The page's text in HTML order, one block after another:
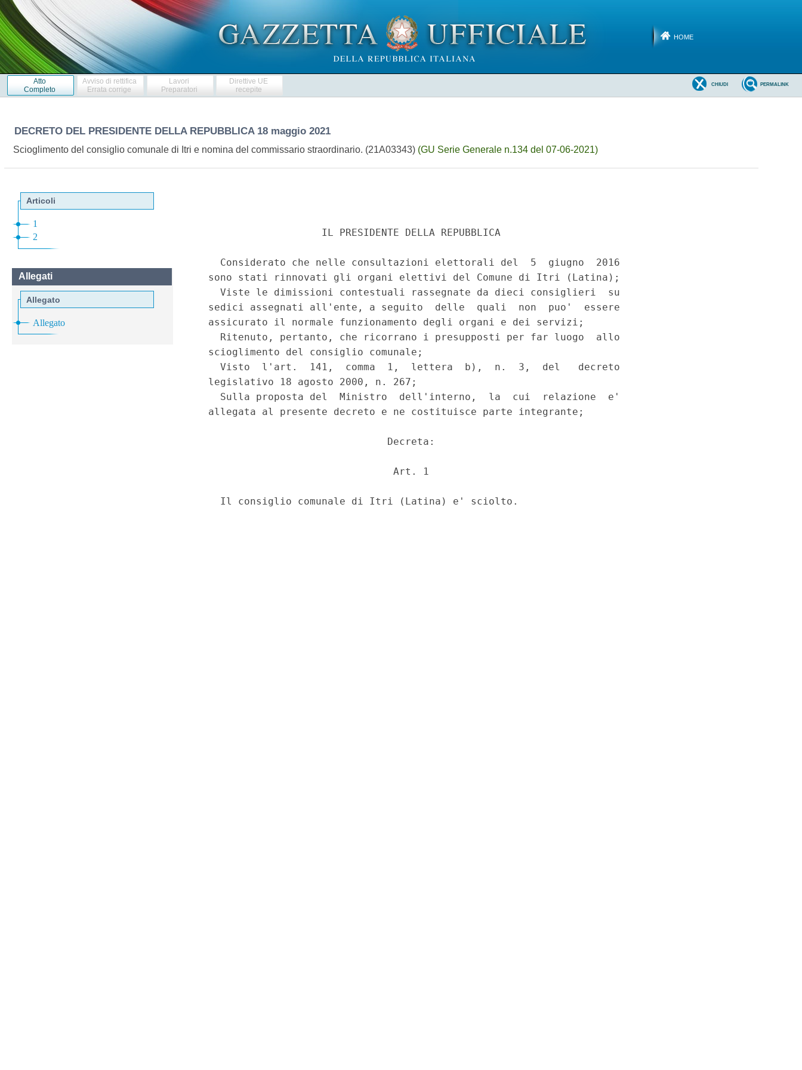
HOME
Atto
Completo
Avviso di rettifica
Errata corrige
Lavori
Preparatori
Direttive UE
recepite
PERMALINK
CHIUDI
DECRETO DEL PRESIDENTE DELLA REPUBBLICA 18 maggio 2021
Scioglimento del consiglio comunale di Itri e nomina del commissario straordinario. (21A03343) (GU Serie Generale n.134 del 07-06-2021)